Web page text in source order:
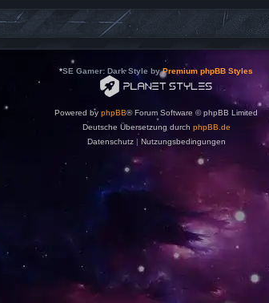
*SE Gamer: Dark Style byPremium phpBB Styles
Powered by phpBB® Forum Software © phpBB Limited
Deutsche Übersetzung durch phpBB.de
Datenschutz| Nutzungsbedingungen